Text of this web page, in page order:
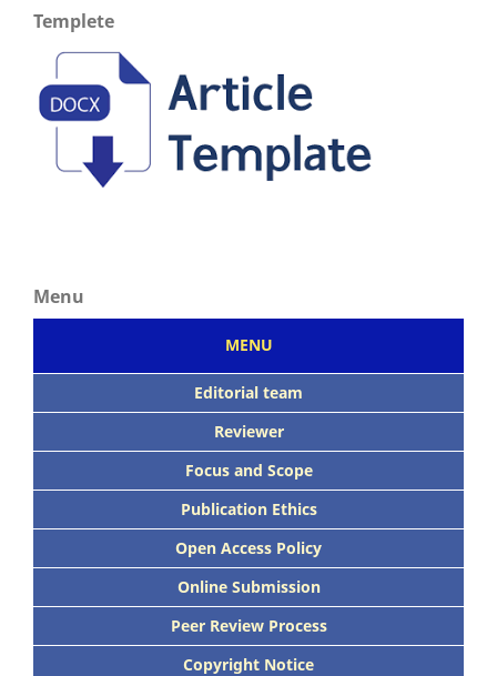
Templete
Menu
MENU
Editorial team
Reviewer
Focus and Scope
Publication Ethics
Open Access Policy
Online Submission
Peer Review Process
Copyright Notice